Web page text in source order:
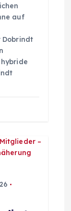
auf
Dobrindt